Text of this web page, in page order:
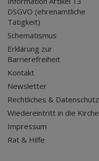
DSGVO (ehrenamtliche
Tätigkeit)
Schematismus
Erklärung zur
Barrierefreiheit
Kontakt
Newsletter
Rechtliches & Datenschutz
Wiedereintritt in die Kirche
Impressum
Rat & Hilfe